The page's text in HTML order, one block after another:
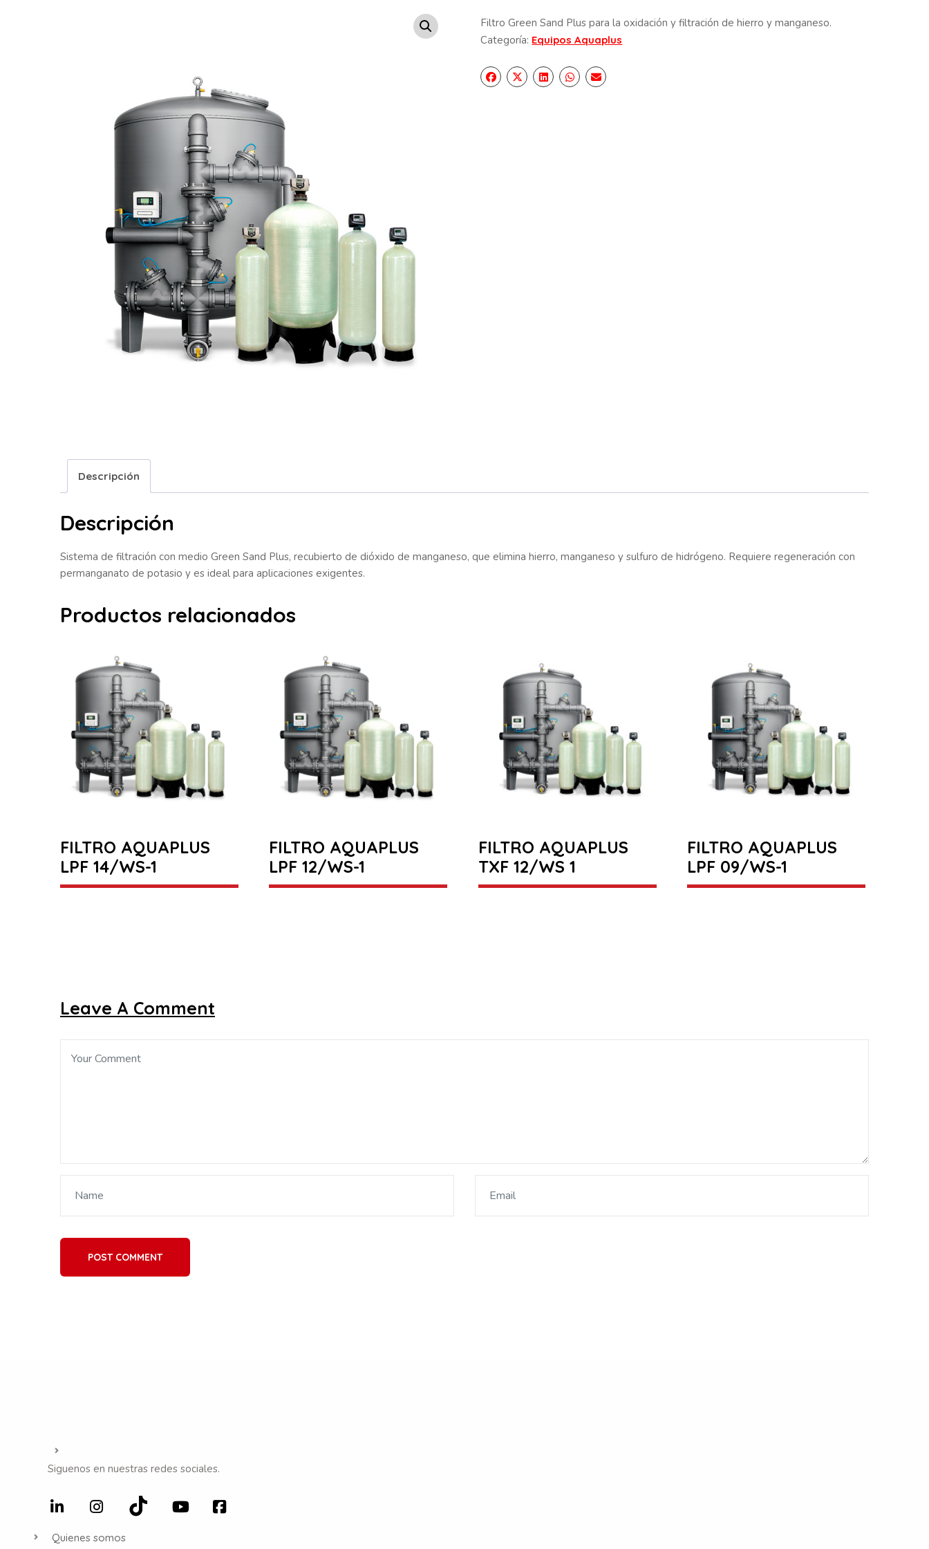
Filtro Green Sand Plus para la oxidación y filtración de hierro y manganeso.
Categoría: Equipos Aquaplus
Descripción
Descripción
Sistema de filtración con medio Green Sand Plus, recubierto de dióxido de manganeso, que elimina hierro, manganeso y sulfuro de hidrógeno. Requiere regeneración con
permanganato de potasio y es ideal para aplicaciones exigentes.
Productos relacionados
FILTRO AQUAPLUS
LPF 14/WS-1
FILTRO AQUAPLUS
LPF 12/WS-1
FILTRO AQUAPLUS
TXF 12/WS 1
FILTRO AQUAPLUS
LPF 09/WS-1
Leave A Comment
POST COMMENT
Siguenos en nuestras redes sociales.
Quienes somos